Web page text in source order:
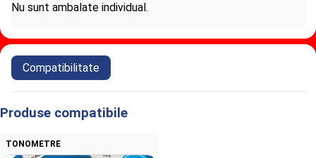
Nu sunt ambalate individual.
Informaţii despre Ocu-Film pentru
tonopen AVIA AMETEK REICHERT, set
Compatibilitate
Produse compatibile
TONOMETRE